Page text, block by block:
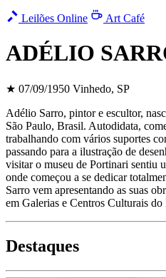
Leilões Online Art Café
ADÉLIO
★ 07/09/1950 Vinhedo, SP
Adélio Sarro, pintor e escultor,
São Paulo, Brasil. Autodidata,
trabalhando com vários suportes
passando para a ilustração de
visitar o museu de Portinari sentiu
onde começou a se dedicar
Sarro vem apresentando as suas
em Galerias e Centros Culturais
Destaques